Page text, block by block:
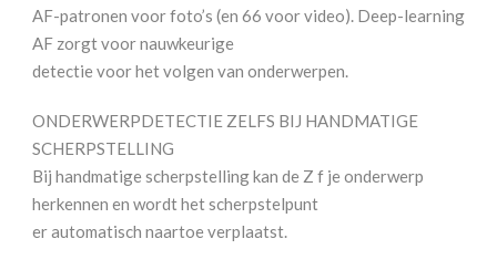
AF-patronen voor foto’s (en 66 voor video). Deep-learning
AF zorgt voor nauwkeurige
detectie voor het volgen van onderwerpen.
ONDERWERPDETECTIE ZELFS BIJ HANDMATIGE
SCHERPSTELLING
Bij handmatige scherpstelling kan de Z f je onderwerp
herkennen en wordt het scherpstelpunt
er automatisch naartoe verplaatst.